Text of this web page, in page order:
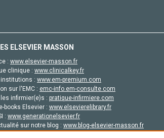
ELSEVIER MASSON
: www.elsevier-masson.fr
clinique : www.clinicalkey.fr
: www.em-premium.com
sur l'EMC : emc-info.em-consulte.com
infirmier(e)s : pratique-infirmiere.com
books Elsevier : www.elsevierelibrary.fr
: www.generationelsevier.fr
sur notre blog : www.blog-elsevier-masson.fr